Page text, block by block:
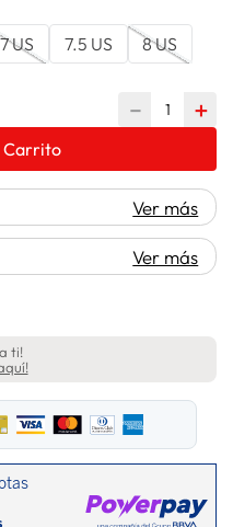
7 US 7.5 US 8 US
＋
－
Carrito
Ver más
Ver más
ti!